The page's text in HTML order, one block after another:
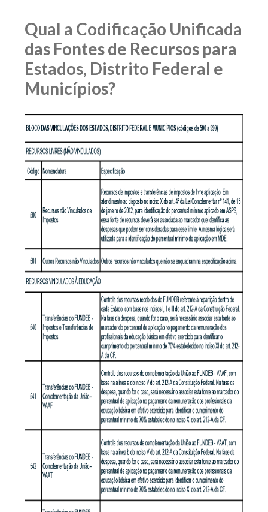
Qual a Codificação Unificada
das Fontes de Recursos para
Estados, Distrito Federal e
Municípios?